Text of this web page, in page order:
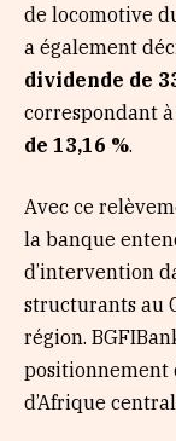
de locomotive
a également
dividende de
correspondant
de 13,16 %.
Avec ce
la banque
d’intervention
structurants au
région.
d’Afrique